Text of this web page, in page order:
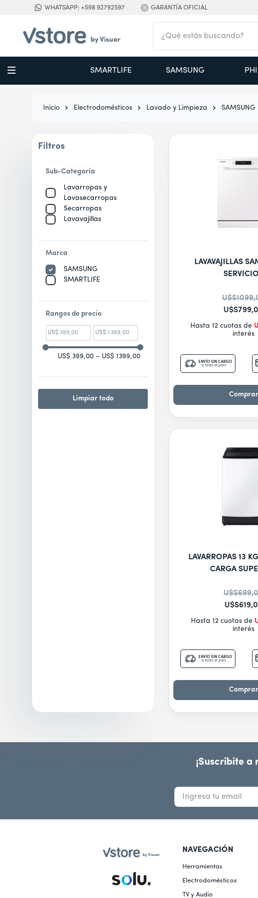
WHATSAPP: +598 92792597 GARANTÍA OFICIAL
¿Qué estás buscando?
SMARTLIFE SAMSUNG
Electrodomésticos Lavado y Limpieza SAMSUNG
Filtros
Sub-Categoría
Lavarropas y
Lavasecarropas
Secarropas
Lavavajillas
Marca
SAMSUNG
SMARTLIFE
Rangos de precio
US$ US$
US$ 399,00 – US$ 1399,00
Limpiar todo
LAVAVAJILLAS
U$S1099,
U$S799,
Hasta 12 cuotas de
interés
ENVÍO SIN CARGO
a todo el país
Comprar
LAVARROPAS 13
CARGA
U$S699,
U$S619,
Hasta 12 cuotas de
interés
ENVÍO SIN CARGO
a todo el país
Comprar
¡Suscribite
NAVEGACIÓN
Herramientas
Electrodomésticos
TV y Audio
1.
digital
3.
cocina
8